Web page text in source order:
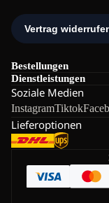
Bestellungen
Dienstleistungen
Soziale Medien
InstagramTiktok
Lieferoptionen